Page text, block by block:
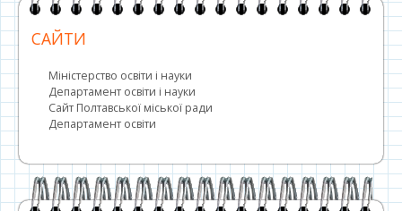
САЙТИ
Міністерство освіти і науки
Департамент освіти і науки
Сайт Полтавської міської ради
Департамент освіти